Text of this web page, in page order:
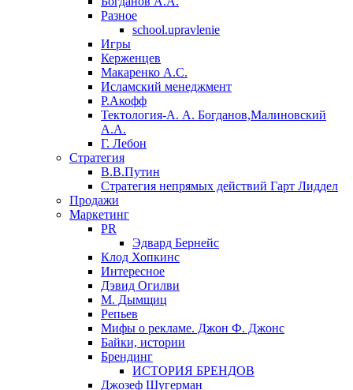
Разное
school.upravlenie
Игры
Керженцев
Макаренко А.С.
Исламский менеджмент
Р.Акофф
Тектология-А. А. Богданов,Малиновский
А.А.
​Г. Лебон
Стратегия
В.В.Путин
​Стратегия непрямых действий Гарт Лиддел
Продажи
Маркетинг
PR
Эдвард Бернейс
Клод Хопкинс
Интересное
Дэвид Огилви
М. Дымщиц
Репьев
Мифы о рекламе. Джон Ф. Джонс
Байки, истории
Брендинг
ИСТОРИЯ БРЕНДОВ
Джозеф Шугерман